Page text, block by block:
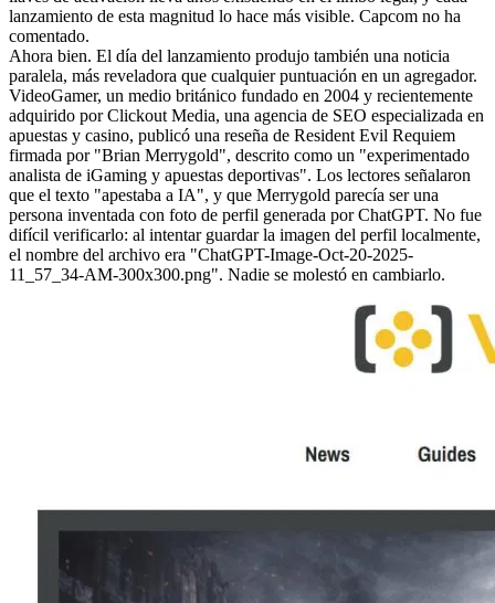
lanzamiento de esta magnitud lo hace más visible. Capcom no ha
comentado.
Ahora bien. El día del lanzamiento produjo también una noticia
paralela, más reveladora que cualquier puntuación en un agregador.
VideoGamer, un medio británico fundado en 2004 y recientemente
adquirido por Clickout Media, una agencia de SEO especializada en
apuestas y casino, publicó una reseña de Resident Evil Requiem
firmada por "Brian Merrygold", descrito como un "experimentado
analista de iGaming y apuestas deportivas". Los lectores señalaron
que el texto "apestaba a IA", y que Merrygold parecía ser una
persona inventada con foto de perfil generada por ChatGPT. No fue
difícil verificarlo: al intentar guardar la imagen del perfil localmente,
el nombre del archivo era "ChatGPT-Image-Oct-20-2025-
11_57_34-AM-300x300.png". Nadie se molestó en cambiarlo.